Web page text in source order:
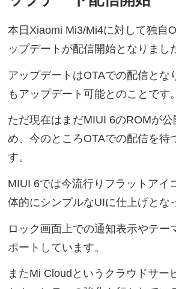
本日Xiaomi Mi3/Mi4に対して独自
ップデートが配信開始となりまし
アップデートはOTAでの配信とな
もアップデート可能とのことです。
ただ現在はまだMIUI 6のROMが
め、今のところOTAでの配信を待
す。
MIUI 6では今流行りフラットアイ
体的にシンプルなUIに仕上げとな
ロック画面上での通知表示やテー
ポートしています。
またMi Cloudというクラウドサー